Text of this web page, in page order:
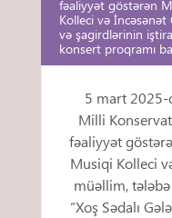
fəaliyyət göstərən
Kolleci və İncəsənət
və şagirdlərinin
konsert proqramı
5 mart 2025-
Milli
fəaliyyət
Musiqi Kolleci
müəllim,
“Xoş Sədalı